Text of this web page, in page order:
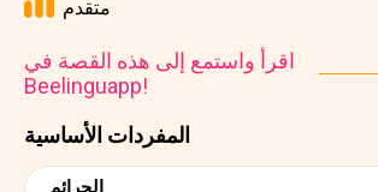
المفردات الأساسية
الجرائم
متقدم
اقرأ واستمع إلى هذه القصة في
Beelinguapp!